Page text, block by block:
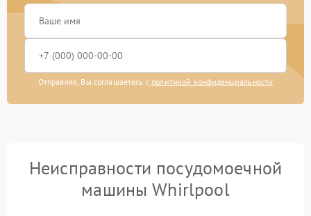
Отправляя, Вы соглашаетесь с политикой конфиденциальности
Неисправности посудомоечной
машины Whirlpool